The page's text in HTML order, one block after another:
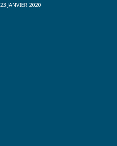
23 JANVIER 2020